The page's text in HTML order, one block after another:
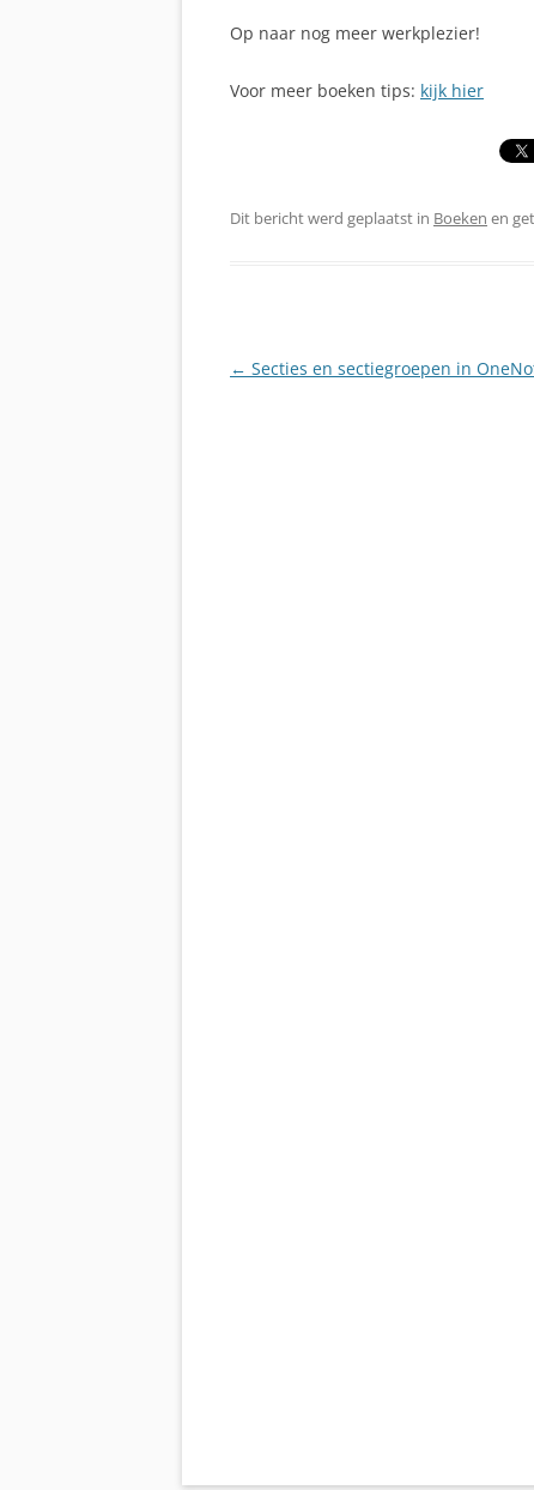
Op naar nog meer werkplezier!
Voor meer boeken tips: kijk hier
Dit bericht werd geplaatst in Boeken en
Berichtnavigatie
← Secties en sectiegroepen in